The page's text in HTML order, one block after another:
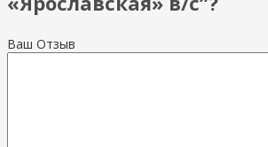
Ваш Отзыв